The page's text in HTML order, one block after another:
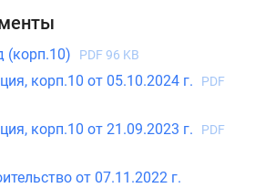
(корп.10) PDF 96 KB
корп.10 от 05.10.2024 г.
PDF
корп.10 от 21.09.2023 г.
PDF
от 07.11.2022 г.